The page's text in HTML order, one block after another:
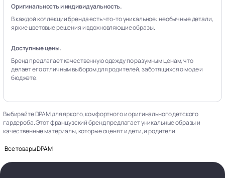
Оригинальность и индивидуальность.
В каждой коллекции бренда есть что-то уникальное: необычные детали,
яркие цветовые решения и вдохновляющие образы.
Доступные цены.
Бренд предлагает качественную одежду по разумным ценам, что
делает его отличным выбором для родителей, заботящихся о моде и
бюджете.
Выбирайте DPAM для яркого, комфортного и оригинального детского
гардероба. Этот французский бренд предлагает уникальные образы и
качественные материалы, которые оценят и дети, и родители.
Все товары DPAM